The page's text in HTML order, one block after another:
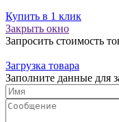
Купить в 1 клик
Закрыть окно
Запросить стоимость
Загрузка товара
Заполните данные для